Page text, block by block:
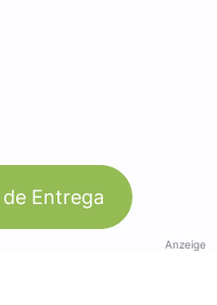
Entrega
Anzeige